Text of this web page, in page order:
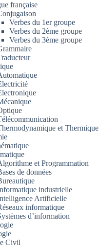
française
Verbes du 1er groupe
Verbes du 2ème groupe
Verbes du 3ème groupe
et Thermique
et Programmation
de données
industrielle
Artificielle
informatique
d’information
Civil